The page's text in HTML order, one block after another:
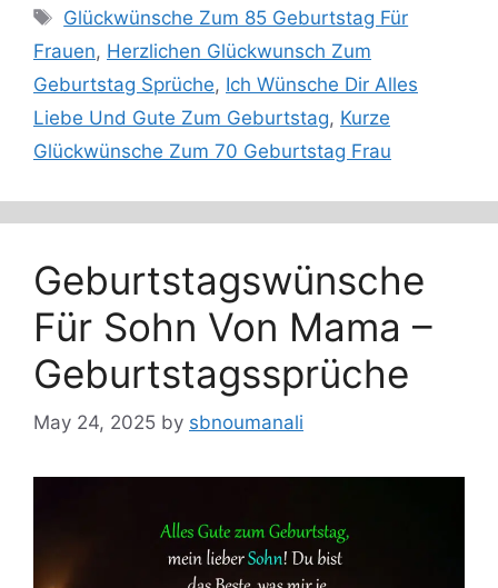
Tags
Glückwünsche Zum 85 Geburtstag Für
Frauen, Herzlichen Glückwunsch Zum
Geburtstag Sprüche, Ich Wünsche Dir Alles
Liebe Und Gute Zum Geburtstag, Kurze
Glückwünsche Zum 70 Geburtstag Frau
Geburtstagswünsche
Für Sohn Von Mama –
Geburtstagssprüche
May 24, 2025 by sbnoumanali